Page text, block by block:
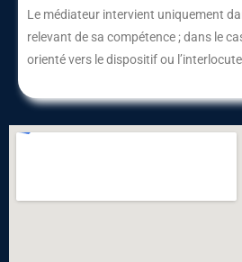
Le médiateur intervient uniquement
relevant de sa compétence ; dans le
orienté vers le dispositif ou